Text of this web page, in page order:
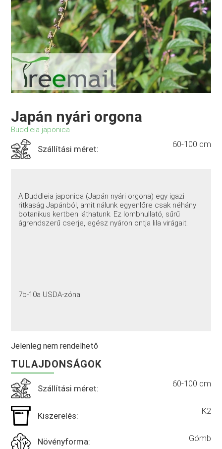
Japán nyári orgona
Buddleia japonica
Szállítási méret: 60-100 cm
A Buddleia japonica (Japán nyári orgona) egy igazi
ritkaság Japánból, amit nálunk egyenlőre csak néhány
botanikus kertben láthatunk. Ez lombhullató, sűrű
ágrendszerű cserje, egész nyáron ontja lila virágait.
7b-10a USDA-zóna
Jelenleg nem rendelhető
TULAJDONSÁGOK
Szállítási méret: 60-100 cm
Kiszerelés: K2
Növényforma: Gömb